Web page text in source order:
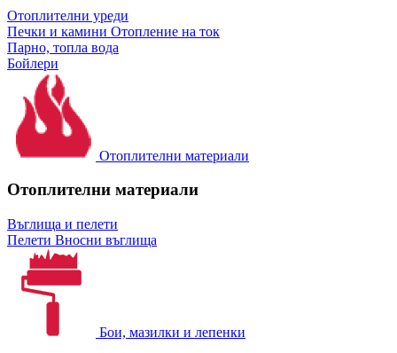
Отоплителни уреди
Печки и камини Отопление на ток
Парно, топла вода
Бойлери
Отоплителни материали
Отоплителни материали
Въглища и пелети
Пелети Вносни въглища
Бои, мазилки и лепенки